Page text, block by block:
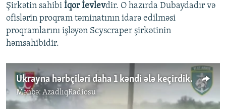
Şirkətin sahibi İqor İevlevdir. O hazırda Dubaydadır və
ofislərin proqram təminatının idarə edilməsi
proqramlarını işləyən Scyscraper şirkətinin
həmsahibidir.
Ukrayna hərbçiləri daha 1 kəndi ələ keçirdiklərini deyirlər
Mənbə: AzadlıqRadiosu